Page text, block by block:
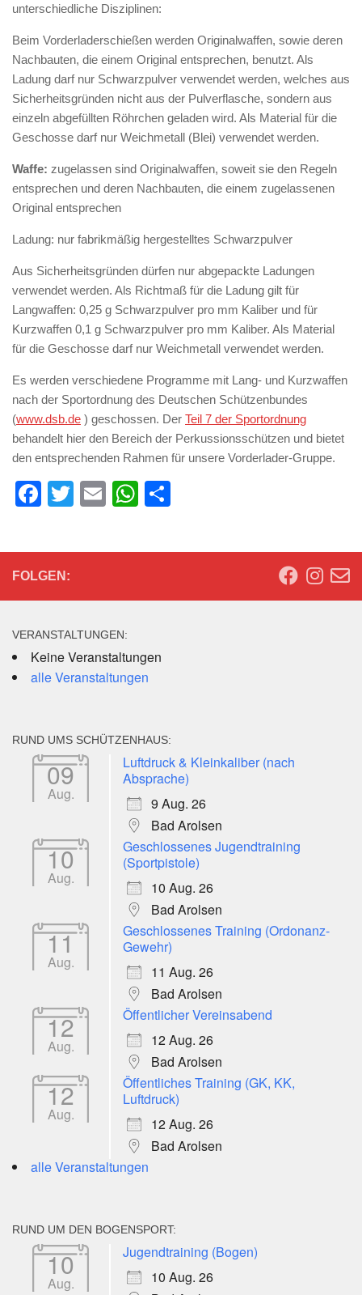
unterschiedliche Disziplinen:
Beim Vorderladerschießen werden Originalwaffen, sowie deren
Nachbauten, die einem Original entsprechen, benutzt. Als
Ladung darf nur Schwarzpulver verwendet werden, welches aus
Sicherheitsgründen nicht aus der Pulverflasche, sondern aus
einzeln abgefüllten Röhrchen geladen wird. Als Material für die
Geschosse darf nur Weichmetall (Blei) verwendet werden.
Waffe: zugelassen sind Originalwaffen, soweit sie den Regeln
entsprechen und deren Nachbauten, die einem zugelassenen
Original entsprechen
Ladung: nur fabrikmäßig hergestelltes Schwarzpulver
Aus Sicherheitsgründen dürfen nur abgepackte Ladungen
verwendet werden. Als Richtmaß für die Ladung gilt für
Langwaffen: 0,25 g Schwarzpulver pro mm Kaliber und für
Kurzwaffen 0,1 g Schwarzpulver pro mm Kaliber. Als Material
für die Geschosse darf nur Weichmetall verwendet werden.
Es werden verschiedene Programme mit Lang- und Kurzwaffen
nach der Sportordnung des Deutschen Schützenbundes
(www.dsb.de ) geschossen. Der Teil 7 der Sportordnung
behandelt hier den Bereich der Perkussionsschützen und bietet
den entsprechenden Rahmen für unsere Vorderlader-Gruppe.
Facebook
Twitter
EmailWhatsApp
FOLGEN:
VERANSTALTUNGEN:
Keine Veranstaltungen
alle Veranstaltungen
RUND UMS SCHÜTZENHAUS:
09
Aug.
Luftdruck & Kleinkaliber (nach
Absprache)
9 Aug. 26
Bad Arolsen
10
Aug.
Geschlossenes Jugendtraining
(Sportpistole)
10 Aug. 26
Bad Arolsen
11
Aug.
Geschlossenes Training (Ordonanz-
Gewehr)
11 Aug. 26
Bad Arolsen
12
Aug.
Öffentlicher Vereinsabend
12 Aug. 26
Bad Arolsen
12
Aug.
Öffentliches Training (GK, KK,
Luftdruck)
12 Aug. 26
Bad Arolsen
alle Veranstaltungen
RUND UM DEN BOGENSPORT:
10
Aug.
Jugendtraining (Bogen)
10 Aug. 26